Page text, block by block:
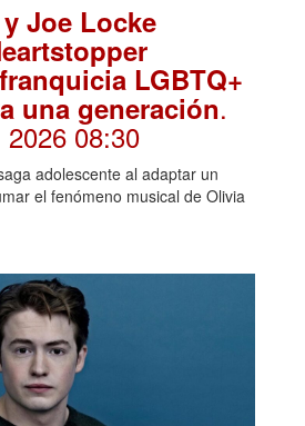
Joe Locke
LGBTQ+
una generación.
08:30
adolescente al adaptar un
el fenómeno musical de Olivia